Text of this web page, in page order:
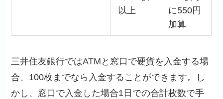
以上
に550円
加算
三井住友銀行ではATMと窓口で硬貨を入金する場
合、100枚までなら入金することができます。し
かし、窓口で入金した場合1日での合計枚数で手